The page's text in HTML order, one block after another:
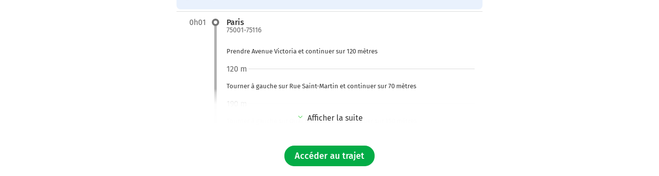
0h01 Paris
75001-75116
Prendre Avenue Victoria et continuer sur 120 mètres
Tourner à gauche sur Rue Saint-Martin et continuer sur 70 mètres
120 m
Tourner à gauche sur Quai de Gesvres et continuer sur 150 mètres
190 m
Continuer Quai de l'Hôtel de Ville sur 600 mètres
Afficher la suite
Accéder au trajet